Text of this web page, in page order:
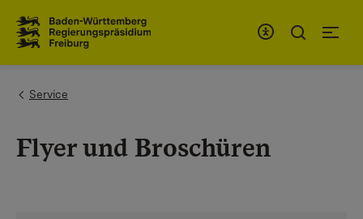
You are here:
Service
Flyer und Broschüren